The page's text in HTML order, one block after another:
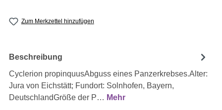
Zum Merkzettel hinzufügen
Beschreibung
Cyclerion propinquusAbguss eines Panzerkrebses.Alter:
Jura von Eichstätt; Fundort: Solnhofen, Bayern,
DeutschlandGröße der P… Mehr